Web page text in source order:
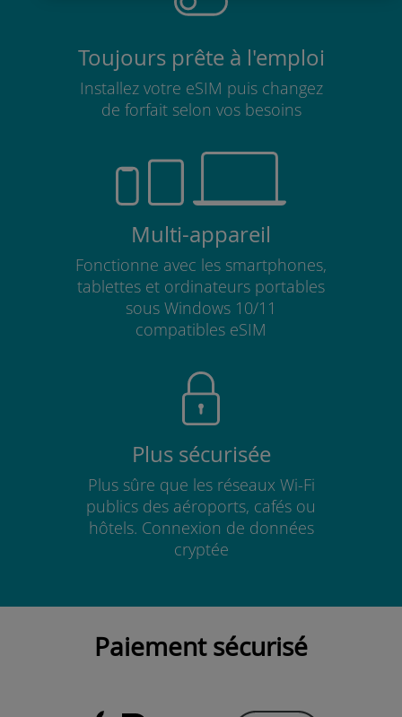
Toujours prête à l'emploi
Installez votre eSIM puis changez
de forfait selon vos besoins
Multi-appareil
Fonctionne avec les smartphones,
tablettes et ordinateurs portables
sous Windows 10/11
compatibles eSIM
Plus sécurisée
Plus sûre que les réseaux Wi-Fi
publics des aéroports, cafés ou
hôtels. Connexion de données
cryptée
Paiement sécurisé